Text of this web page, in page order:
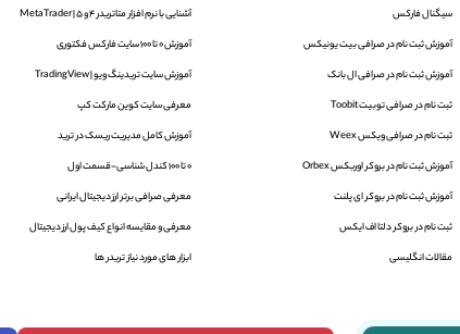
سیگنال فارکس
آموزش ثبت نام در صرافی بیت یونیکس
آموزش ثبت نام در صرافی ال بانک
ثبت نام در صرافی توبیت Toobit
ثبت نام در صرافی ویکس Weex
آموزش ثبت نام در بروکر اوربکس Orbex
آموزش ثبت نام در بروکر ای پلنت
ثبت نام در بروکر دلتا اف ایکس
مقالات انگلیسی
آشنایی با نرم افزار متاتریدر 4 و 5 | MetaTrader
آموزش 0 تا 100 سایت فارکس فکتوری
آموزش سایت تریدینگ ویو | TradingView
معرفی سایت کوین مارکت کپ
آموزش کامل مدیریت ریسک در ترید
0 تا 100 کندل شناسی-قسمت اول
معرفی صرافی برتر ارز دیجیتال ایرانی
معرفی و مقایسه انواع کیف پول ارز دیجیتال
ابزار های مورد نیاز تریدر ها